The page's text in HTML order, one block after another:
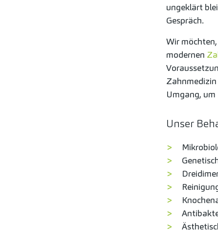
ungeklärt
Gespräch.
Wir
modernen
Umgang,
Unser